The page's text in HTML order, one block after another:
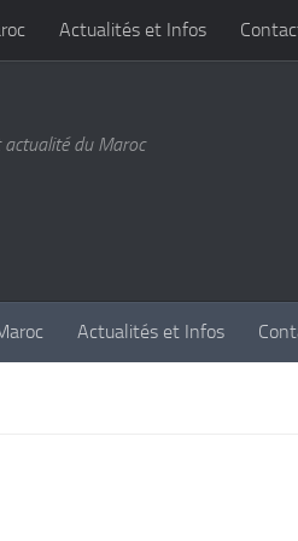
Actualités et Infos
actualité du Maroc
Actualités et Infos